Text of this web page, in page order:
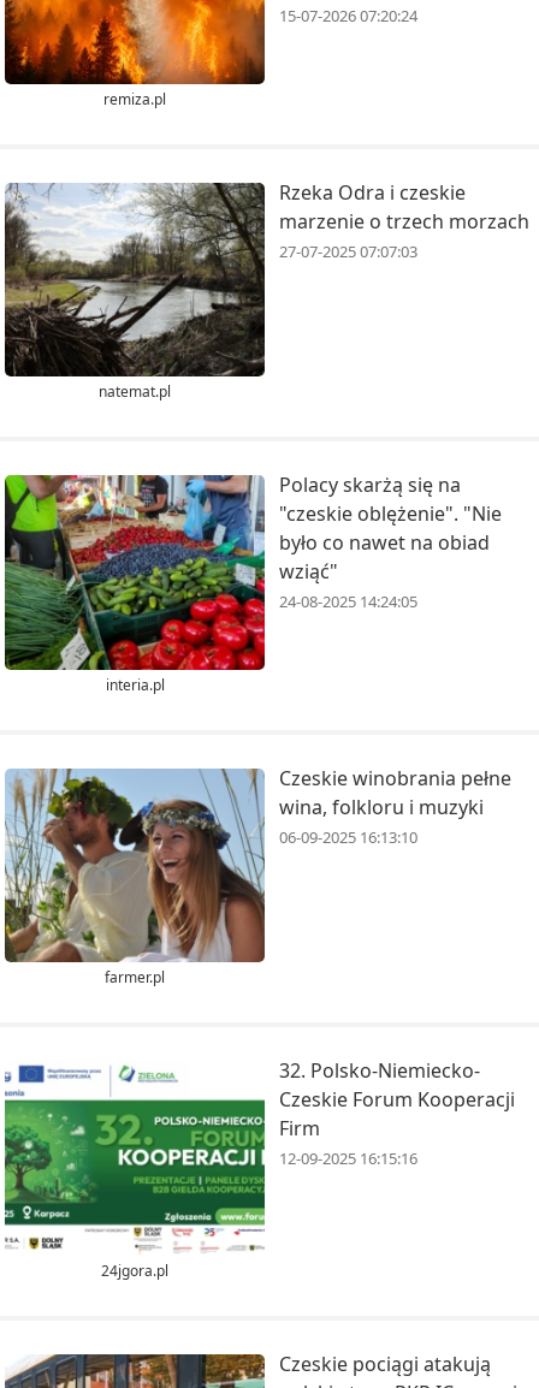
remiza.pl
15-07-2026 07:20:24
natemat.pl
Rzeka Odra i czeskie
marzenie o trzech morzach
27-07-2025 07:07:03
interia.pl
Polacy skarżą się na
"czeskie oblężenie". "Nie
było co nawet na obiad
wziąć"
24-08-2025 14:24:05
farmer.pl
Czeskie winobrania pełne
wina, folkloru i muzyki
06-09-2025 16:13:10
24jgora.pl
32. Polsko-Niemiecko-
Czeskie Forum Kooperacji
Firm
12-09-2025 16:15:16
Czeskie pociągi atakują